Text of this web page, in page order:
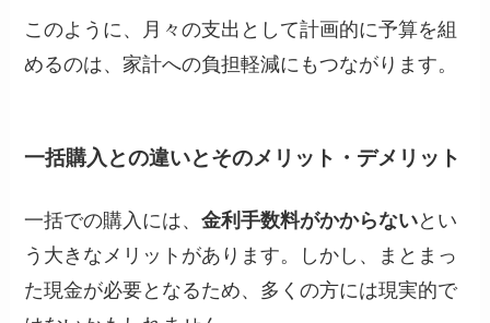
このように、月々の支出として計画的に予算を組
めるのは、家計への負担軽減にもつながります。
一括購入との違いとそのメリット・デメリット
一括での購入には、金利手数料がかからないとい
う大きなメリットがあります。しかし、まとまっ
た現金が必要となるため、多くの方には現実的で